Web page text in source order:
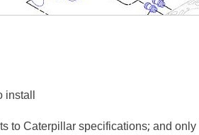
install
to Caterpillar specifications; and